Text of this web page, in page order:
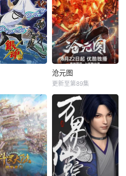
沧元图
更新至第89集